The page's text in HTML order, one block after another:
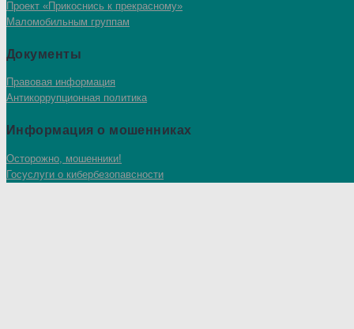
Проект «Прикоснись к прекрасному»
Маломобильным группам
Документы
Правовая информация
Антикоррупционная политика
Информация о мошенниках
Осторожно, мошенники!
Госуслуги о кибербезопавсности